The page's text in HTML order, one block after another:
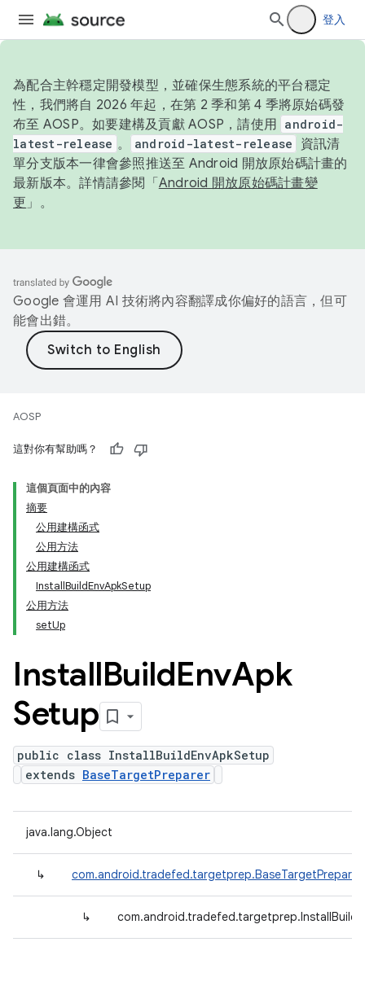
登入
為配合主幹穩定開發模型，並確保生態系統的平台穩定
性，我們將自 2026 年起，在第 2 季和第 4 季將原始碼發
布至 AOSP。如要建構及貢獻 AOSP，請使用 android-
latest-release 。 android-latest-release
資訊清
單分支版本一律會參照推送至 Android 開放原始碼計畫的
最新版本。詳情請參閱「 Android 開放原始碼計畫變
更 」。
Google 會運用 AI 技術將內容翻譯成你偏好的語言，但可
能會出錯。
AOSP
這對你有幫助嗎？
這個頁面中的內容
摘要
公用建構函式
公用方法
公用建構函式
InstallBuildEnvApkSetup
公用方法
setUp
InstallBuildEnvApk
Setup
public class InstallBuildEnvApkSetup
extends BaseTargetPreparer
java.lang.Object
↳ com.android.tradefed.targetprep.BaseTargetPreparer
↳